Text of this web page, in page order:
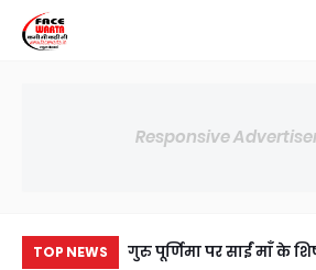
Responsive
TOP NEWS
में अंसल गोल्फ
गुरु पूर्णिमा पर साईं माँ के